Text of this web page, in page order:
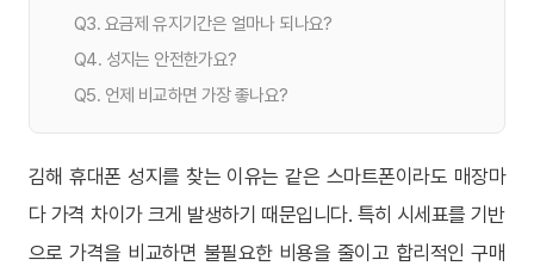
Q3. 요금제 유지기간은 얼마나 되나요?
Q4. 성지는 안전한가요?
Q5. 언제 비교하면 가장 좋나요?
김해 휴대폰 성지를 찾는 이유는 같은 스마트폰이라도 매장마
다 가격 차이가 크게 발생하기 때문입니다. 특히 시세표를 기반
으로 가격을 비교하면 불필요한 비용을 줄이고 합리적인 구매